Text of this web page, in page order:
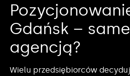
Gdańsk –
agencją?
Wielu przedsiębiorców